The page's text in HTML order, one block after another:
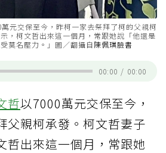
元交保至今，昨柯一家去祭拜了柯的父親柯
，柯文哲出來這一個月，常跟她說「他還是
莫名壓力。」圖／翻攝自陳佩琪臉書
00:00 / 00:00
哲以7000萬元交保至今，
父親柯承發。柯文哲妻子
哲出來這一個月，常跟她